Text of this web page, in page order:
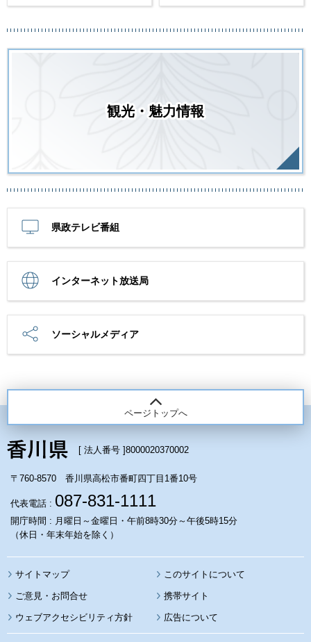
観光・魅力情報
県政テレビ番組
インターネット放送局
ソーシャルメディア
ページトップへ
[ 法人番号 ]8000020370002
〒760-8570 香川県高松市番町四丁目1番10号
代表電話 : 087-831-1111
開庁時間 : 月曜日～金曜日・午前8時30分～午後5時15分
（休日・年末年始を除く）
サイトマップ このサイトについて
携帯サイト
ウェブアクセシビリティ方針 広告について